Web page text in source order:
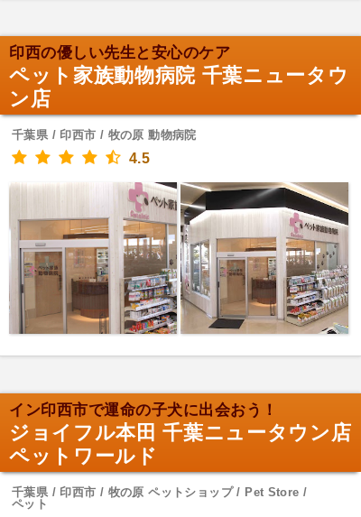
印西の優しい先生と安心のケア
ペット家族動物病院 千葉ニュータウ
ン店
千葉県 / 印西市 / 牧の原 動物病院
4.5
イン印西市で運命の子犬に出会おう！
ジョイフル本田 千葉ニュータウン店
ペットワールド
千葉県 / 印西市 / 牧の原 ペットショップ / Pet Store /
ペット